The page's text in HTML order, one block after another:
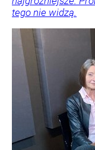
tego nie widzą.